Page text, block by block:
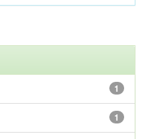
1
1